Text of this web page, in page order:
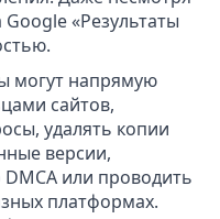
«Результаты
могут напрямую
сайтов,
удалять копии
версии,
или проводить
платформах.